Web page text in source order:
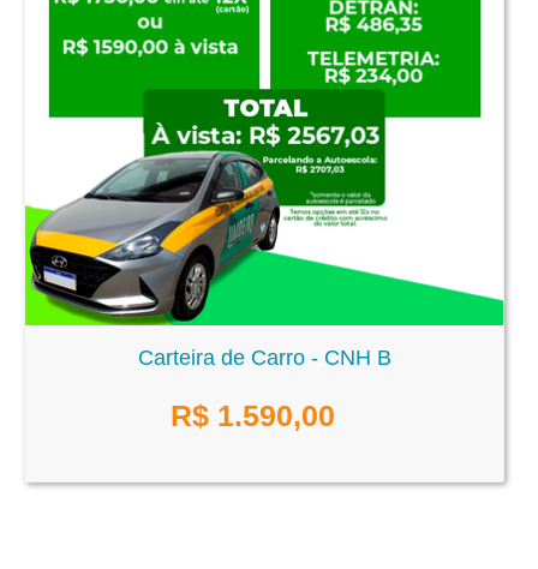
Carteira de Carro - CNH B
R$ 1.590,00